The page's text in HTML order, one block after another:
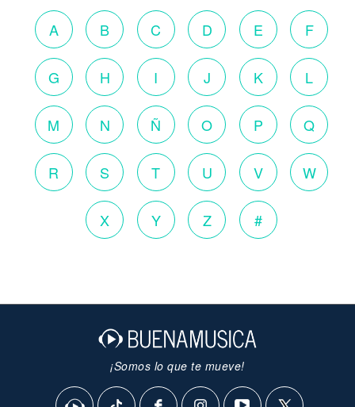
A B C D E F
G H I J K L
M N Ñ O P Q
R S T U V W
X Y Z #
¡Somos lo que te mueve!